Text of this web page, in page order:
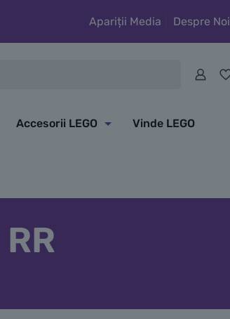
Apariții Media Despre Noi
Accesorii LEGO Vinde LEGO